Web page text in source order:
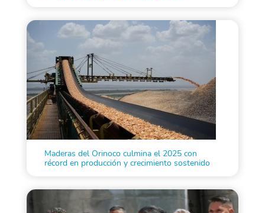
Maderas del Orinoco culmina el 2025 con
récord en producción y crecimiento sostenido